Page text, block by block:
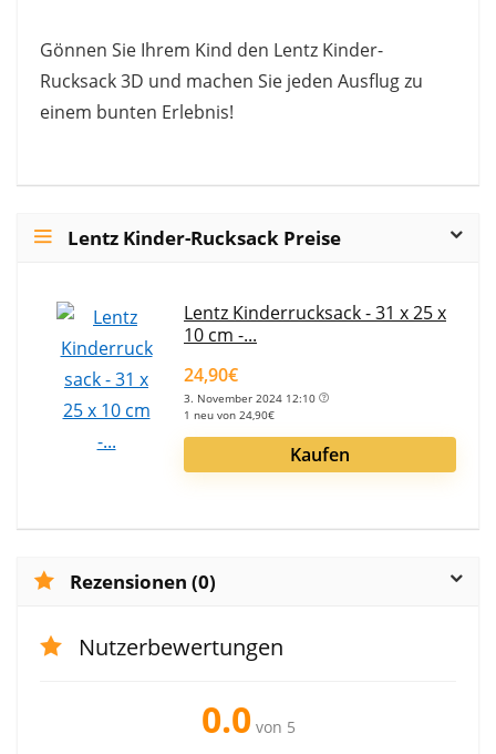
Gönnen Sie Ihrem Kind den Lentz Kinder-
Rucksack 3D und machen Sie jeden Ausflug zu
einem bunten Erlebnis!
Lentz Kinder-Rucksack Preise
Lentz Kinderrucksack - 31 x 25 x
10 cm -...
24,90€
3. November 2024 12:10
1 neu von 24,90€
Kaufen
Rezensionen (0)
Nutzerbewertungen
0.0 von 5